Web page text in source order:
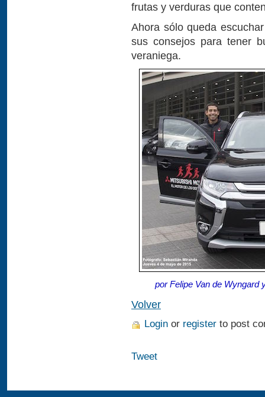
frutas y verduras que
Ahora sólo queda
sus consejos para tener
veraniega.
por Felipe Van de Wyngard
Volver
Login or register to post
Tweet